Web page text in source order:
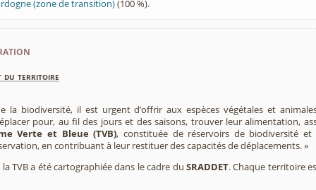
(zone de transition)(100 %).
du territoire
la biodiversité, il est urgent d’offrir aux espèces végétales et
pour, au fil des jours et des saisons, trouver leur alimentation,
Verte et Bleue (TVB), constituée de réservoirs de biodiversité
en contribuant à leur restituer des capacités de déplacements. »
TVB a été cartographiée dans le cadre du SRADDET. Chaque territoire